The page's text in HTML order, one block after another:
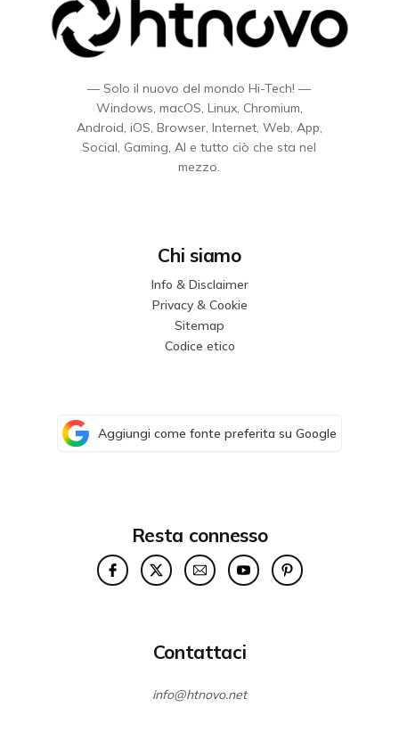
— Solo il nuovo del mondo Hi-Tech! —
Windows, macOS, Linux, Chromium,
Android, iOS, Browser, Internet, Web, App,
Social, Gaming, AI e tutto ciò che sta nel
mezzo.
Chi siamo
Info & Disclaimer
Privacy & Cookie
Sitemap
Codice etico
Aggiungi come fonte preferita su Google
Resta connesso
Contattaci
info@htnovo.net